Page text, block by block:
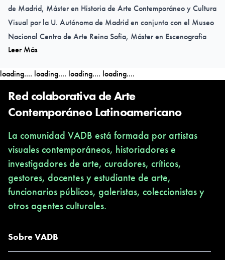
de Madrid, Máster en Historia de Arte Contemporáneo y Cultura
Visual por la U. Autónoma de Madrid en conjunto con el Museo
Nacional Centro de Arte Reina Sofía, Máster en Escenografía
por la U. Complutense de Madrid y Licenciada en Arte por la U.
Investigadora en arte y cultura visual desde una perspectiva
feminista, en su práctica e investigación artística se entrecruzan:
arte contemporáneo y feminismos. Desde el año 2009 forma
parte de la Colección de Arte Contemporáneo Château Des
Réaux (Francia) y de colecciones particulares.
Leer Más
loading.... loading.... loading.... loading....
Red colaborativa de Arte
Contemporáneo Latinoamericano
La comunidad VADB está formada por artistas
visuales contemporáneos, historiadores e
investigadores de arte, curadores, críticos,
gestores, docentes y estudiante de arte,
funcionarios públicos, galeristas, coleccionistas y
otros agentes culturales.
Sobre VADB